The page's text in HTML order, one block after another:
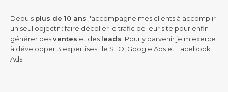
Depuis plus de 10 ans j'accompagne mes clients à accomplir
un seul objectif : faire décoller le trafic de leur site pour enfin
générer desventes et des leads . Pour y parvenir je m'exerce
à développer 3 expertises : le SEO, Google Ads et Facebook
Ads.